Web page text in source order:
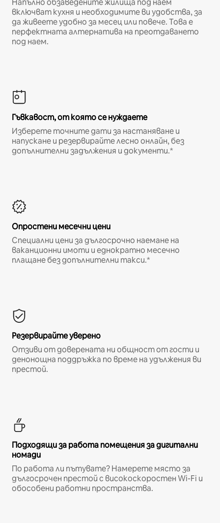
Напълно обзаведените жилища под наем
включват кухня и необходимите ви удобства, за
да живеете удобно за месец или повече. Това е
перфектната алтернатива на преотдаването
под наем.
Гъвкавост, от която се нуждаете
Изберете точните дати за настаняване и
напускане и резервирайте лесно онлайн, без
допълнителни задължения и документи.*
Опростени месечни цени
Специални цени за дългосрочно наемане на
ваканционни имоти и еднократно месечно
плащане без допълнителни такси.*
Резервирайте уверено
Отзиви от доверената ни общност от гости и
денонощна поддръжка по време на удължения ви
престой.
Подходящи за работа помещения за дигитални
номади
По работа ли пътувате? Намерете място за
дългосрочен престой с високоскоростен Wi-Fi и
обособени работни пространства.